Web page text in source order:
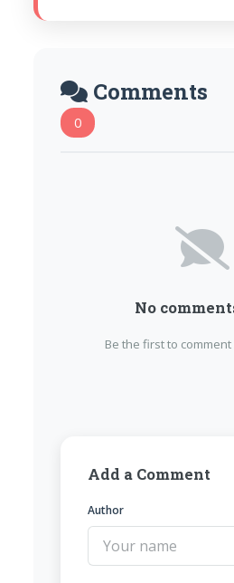
Comments
0
No
Be the first to
Add a Comment
Author